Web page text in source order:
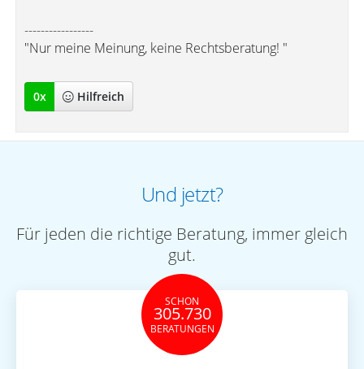
-----------------
"Nur meine Meinung, keine Rechtsberatung! "
0x Hilfreich
Und jetzt?
Für jeden die richtige Beratung, immer gleich
gut.
SCHON
305.730
BERATUNGEN